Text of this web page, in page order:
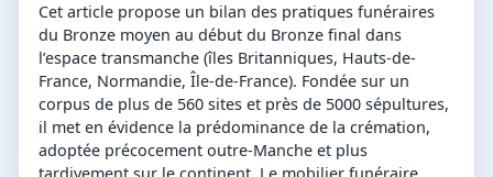
Cet article propose un bilan des pratiques funéraires
du Bronze moyen au début du Bronze final dans
l’espace transmanche (îles Britanniques, Hauts-de-
France, Normandie, Île-de-France). Fondée sur un
corpus de plus de 560 sites et près de 5000 sépultures,
il met en évidence la prédominance de la crémation,
adoptée précocement outre-Manche et plus